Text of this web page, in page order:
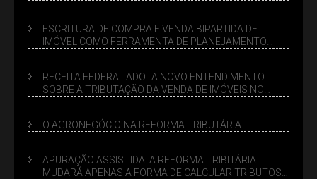
ESCRITURA DE COMPRA E VENDA BIPARTIDA DE
IMÓVEL COMO FERRAMENTA DE PLANEJAMENTO
RECEITA FEDERAL ADOTA NOVO ENTENDIMENTO
SOBRE A TRIBUTAÇÃO DA VENDA DE IMÓVEIS NO
O AGRONEGÓCIO NA REFORMA TRIBUTÁRIA
APURAÇÃO ASSISTIDA: A REFORMA TRIBITÁRIA
MUDARÁ APENAS A FORMA DE CALCULAR TRIBUTOS